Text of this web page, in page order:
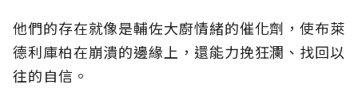
他們的存在就像是輔佐大廚情緒的催化劑，使布萊
德利庫柏在崩潰的邊緣上，還能力挽狂瀾、找回以
往的自信。